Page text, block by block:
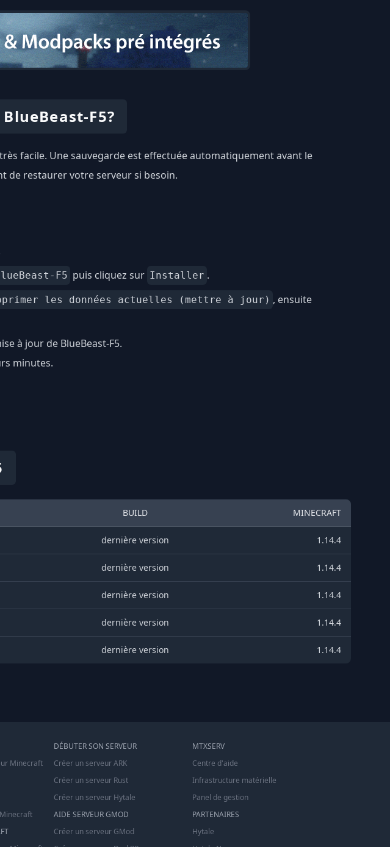
F5?
facile. Une sauvegarde est effectuée automatiquement avant le
de restaurer votre serveur si besoin.
F5 puis cliquez sur Installer .
les données actuelles (mettre à jour) , ensuite
à jour de BlueBeast-F5.
minutes.
BUILD MINECRAFT
dernière version 1.14.4
dernière version 1.14.4
dernière version 1.14.4
dernière version 1.14.4
dernière version 1.14.4
Minecraft
DÉBUTER SON SERVEUR
Créer un serveur ARK
Créer un serveur Rust
Créer un serveur Hytale
AIDE SERVEUR GMOD
Créer un serveur GMod
MTXSERV
Centre d'aide
Infrastructure matérielle
Panel de gestion
PARTENAIRES
Hytale